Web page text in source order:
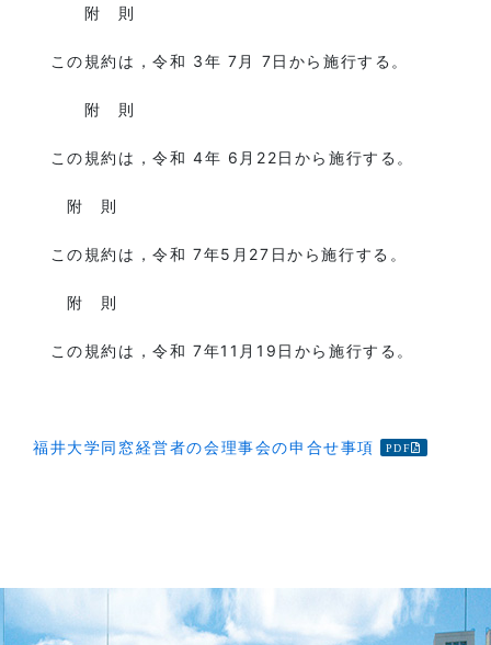
附 則
この規約は，令和 3年 7月 7日から施行する。
附 則
この規約は，令和 4年 6月22日から施行する。
附 則
この規約は，令和 7年5月27日から施行する。
附 則
この規約は，令和 7年11月19日から施行する。
福井大学同窓経営者の会理事会の申合せ事項